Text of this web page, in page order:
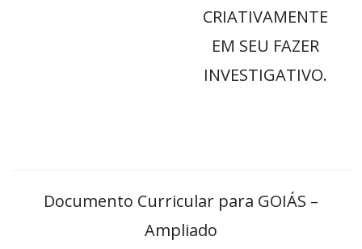
CRIATIVAMENTE
EM SEU FAZER
INVESTIGATIVO.
Documento Curricular para GOIÁS –
Ampliado